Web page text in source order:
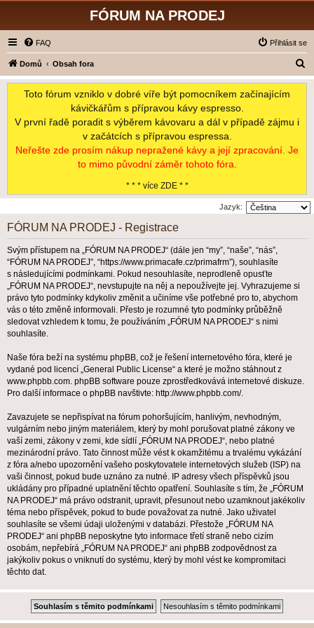
FÓRUM NA PRODEJ
FAQ Přihlásit se
Domů Obsah fora
l
Toto fórum vzniklo v dobré víře být pomocníkem začínajícím
kávičkářům s přípravou kávy espresso.
V první řadě poradit s výběrem kávovaru a dál v případě zájmu i
v začátcích s přípravou espressa.
Neřešte zde prosím nákup nepražené kávy a její zpracování. Je
to mimo původní záměr tohoto fóra.
* * * více ZDE * *
Jazyk:
FÓRUM NA PRODEJ - Registrace
Svým přístupem na „FÓRUM NA PRODEJ“ (dále jen “my”, “naše”, “nás”,
“FÓRUM NA PRODEJ”, “https://www.primacafe.cz/primafrm”), souhlasíte
s následujícími podmínkami. Pokud nesouhlasíte, neprodleně opusťte
„FÓRUM NA PRODEJ“, nevstupujte na něj a nepoužívejte jej. Vyhrazujeme si
právo tyto podmínky kdykoliv změnit a učiníme vše potřebné pro to, abychom
vás o této změně informovali. Přesto je rozumné tyto podmínky průběžně
sledovat vzhledem k tomu, že používáním „FÓRUM NA PRODEJ“ s nimi
souhlasíte.
Naše fóra beží na systému phpBB, což je řešení internetového fóra, které je
vydané pod licencí „General Public License“ a které je možno stáhnout z
www.phpbb.com. phpBB software pouze zprostředkovává internetové diskuze.
Pro další informace o phpBB navštivte: http://www.phpbb.com/.
Zavazujete se nepřispívat na fórum pohoršujícím, hanlivým, nevhodným,
vulgárním nebo jiným materiálem, který by mohl porušovat platné zákony ve
vaší zemi, zákony v zemi, kde sídlí „FÓRUM NA PRODEJ“, nebo platné
mezinárodní právo. Tato činnost může vést k okamžitému a trvalému vykázání
z fóra a/nebo upozornění vašeho poskytovatele internetových služeb (ISP) na
vaši činnost, pokud bude uznáno za nutné. IP adresy všech příspěvků jsou
ukládány pro případné uplatnění těchto opatření. Souhlasíte s tím, že „FÓRUM
NA PRODEJ“ má právo odstranit, upravit, přesunout nebo uzamknout jakékoliv
téma nebo příspěvek, pokud to bude považovat za nutné. Jako uživatel
souhlasíte se všemi údaji uloženými v databázi. Přestože „FÓRUM NA
PRODEJ“ ani phpBB neposkytne tyto informace třetí straně nebo cizím
osobám, nepřebírá „FÓRUM NA PRODEJ“ ani phpBB zodpovědnost za
jakýkoliv pokus o vniknutí do systému, který by mohl vést ke kompromitaci
těchto dat.